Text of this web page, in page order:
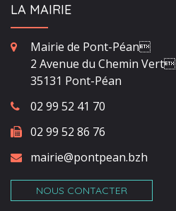
LA MAIRIE
Mairie de Pont-Péan
2 Avenue du Chemin Vert
35131 Pont-Péan
02 99 52 41 70
02 99 52 86 76
mairie@pontpean.bzh
NOUS CONTACTER